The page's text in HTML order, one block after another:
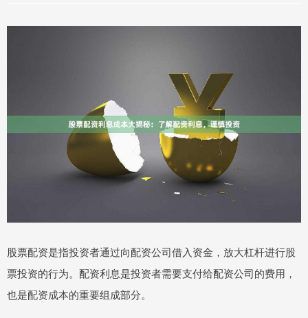
股票配资是指投资者通过向配资公司借入资金，放大杠杆进行股
票投资的行为。配资利息是投资者需要支付给配资公司的费用，
也是配资成本的重要组成部分。